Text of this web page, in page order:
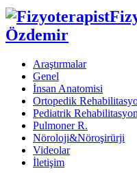
Özdemir
Araştırmalar
Genel
İnsan Anatomisi
Ortopedik
Pediatrik Rehabilitasyon
Pulmoner R.
Nöroloji&Nöroşirürji
Videolar
İletişim